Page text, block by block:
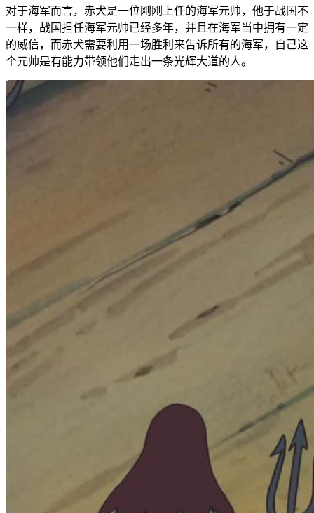
对于海军而言，赤犬是一位刚刚上任的海军元帅，他于战国不
一样，战国担任海军元帅已经多年，并且在海军当中拥有一定
的威信，而赤犬需要利用一场胜利来告诉所有的海军，自己这
个元帅是有能力带领他们走出一条光辉大道的人。